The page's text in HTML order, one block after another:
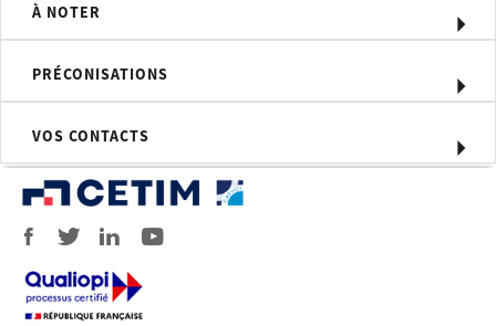
actions correctives.
Démonstrations pratiques
Exposés technologiques illustrés par
des moyens audiovisuels.
Compétences visées
Réaliser des soudures TIG et être
capable d’assurer les actions
correctives en cas de défauts.
Moyens d'évaluation
À NOTER
PRÉCONISATIONS
VOS CONTACTS